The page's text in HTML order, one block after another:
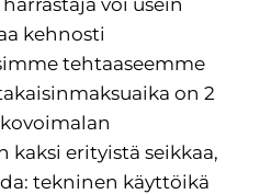
kehnosti
tehtaaseemme
on 2
kaksi erityistä seikkaa,
tekninen käyttöikä